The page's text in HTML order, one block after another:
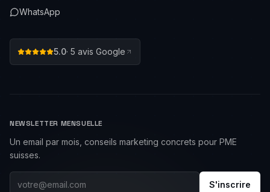
WhatsApp
5.0· 5 avis Google
NEWSLETTER MENSUELLE
Un email par mois, conseils marketing concrets pour PME
suisses.
S'inscrire